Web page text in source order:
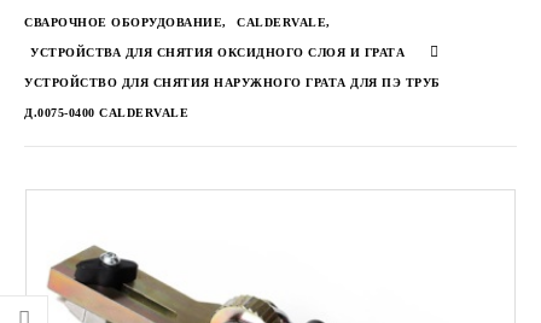
СВАРОЧНОЕ ОБОРУДОВАНИЕ, CALDERVALE,
УСТРОЙСТВА ДЛЯ СНЯТИЯ ОКСИДНОГО СЛОЯ И ГРАТА
УСТРОЙСТВО ДЛЯ СНЯТИЯ НАРУЖНОГО ГРАТА ДЛЯ ПЭ ТРУБ
Д.0075-0400 CALDERVALE